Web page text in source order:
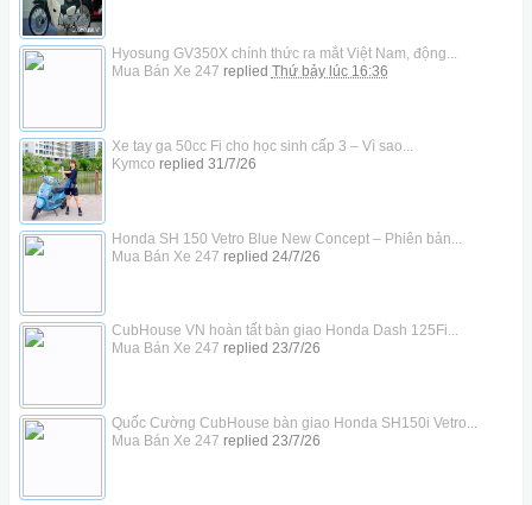
Hyosung GV350X chính thức ra mắt Việt Nam, động...
Mua Bán Xe 247 replied Thứ bảy lúc 16:36
Xe tay ga 50cc Fi cho học sinh cấp 3 – Vì sao...
Kymco replied 31/7/26
Honda SH 150 Vetro Blue New Concept – Phiên bản...
Mua Bán Xe 247 replied 24/7/26
CubHouse VN hoàn tất bàn giao Honda Dash 125Fi...
Mua Bán Xe 247 replied 23/7/26
Quốc Cường CubHouse bàn giao Honda SH150i Vetro...
Mua Bán Xe 247 replied 23/7/26